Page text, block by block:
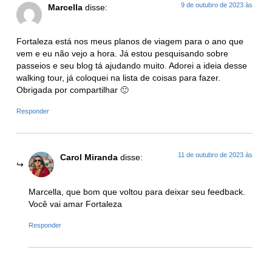
Marcella disse: 9 de outubro de 2023 às
Fortaleza está nos meus planos de viagem para o ano que
vem e eu não vejo a hora. Já estou pesquisando sobre
passeios e seu blog tá ajudando muito. Adorei a ideia desse
walking tour, já coloquei na lista de coisas para fazer.
Obrigada por compartilhar 🙂
Responder
Carol Miranda disse: 11 de outubro de 2023 às
Marcella, que bom que voltou para deixar seu feedback.
Você vai amar Fortaleza
Responder